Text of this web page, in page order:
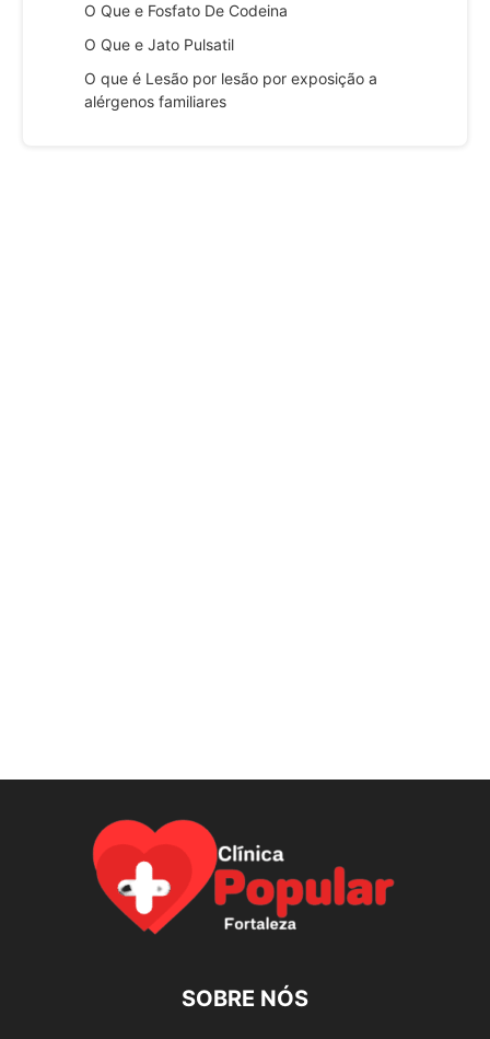
O Que e Fosfato De Codeina
O Que e Jato Pulsatil
O que é Lesão por lesão por exposição a
alérgenos familiares
SOBRE NÓS